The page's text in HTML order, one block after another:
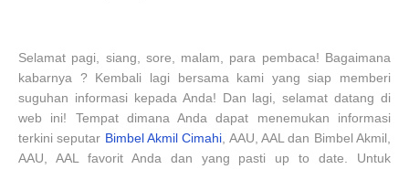
Selamat pagi, siang, sore, malam, para pembaca! Bagaimana
kabarnya ? Kembali lagi bersama kami yang siap memberi
suguhan informasi kepada Anda! Dan lagi, selamat datang di
web ini! Tempat dimana Anda dapat menemukan informasi
terkini seputar Bimbel Akmil Cimahi , AAU, AAL dan Bimbel Akmil,
AAU, AAL favorit Anda dan yang pasti up to date. Untuk